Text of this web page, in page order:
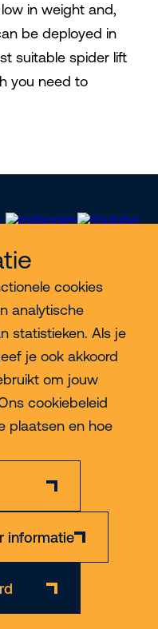
cookies
analytische
statistieken. Als je
je ook akkoord
om jouw
cookiebeleid
plaatsen en hoe
informatie
in weight and,
be deployed in
suitable spider lift
you need to
reserved